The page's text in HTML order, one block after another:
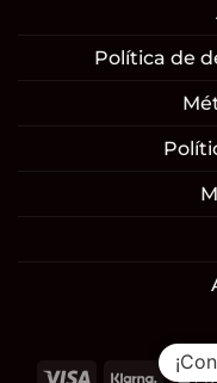
Política de
Visa Klarna